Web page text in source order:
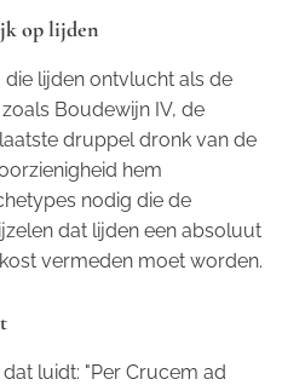
op lijden
lijden ontvlucht als de
Boudewijn IV, de
druppel dronk van de
hem
nodig die de
dat lijden een absoluut
vermeden moet worden.
luidt: "Per Crucem ad